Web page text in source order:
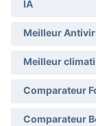
IA
Meilleur
Meilleur
Comparateur
Comparateur